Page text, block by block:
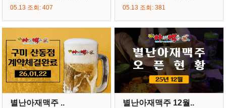
05.13 조회: 407 05.13 조회: 381
별난아재맥주 .. 별난아재맥주 12월..